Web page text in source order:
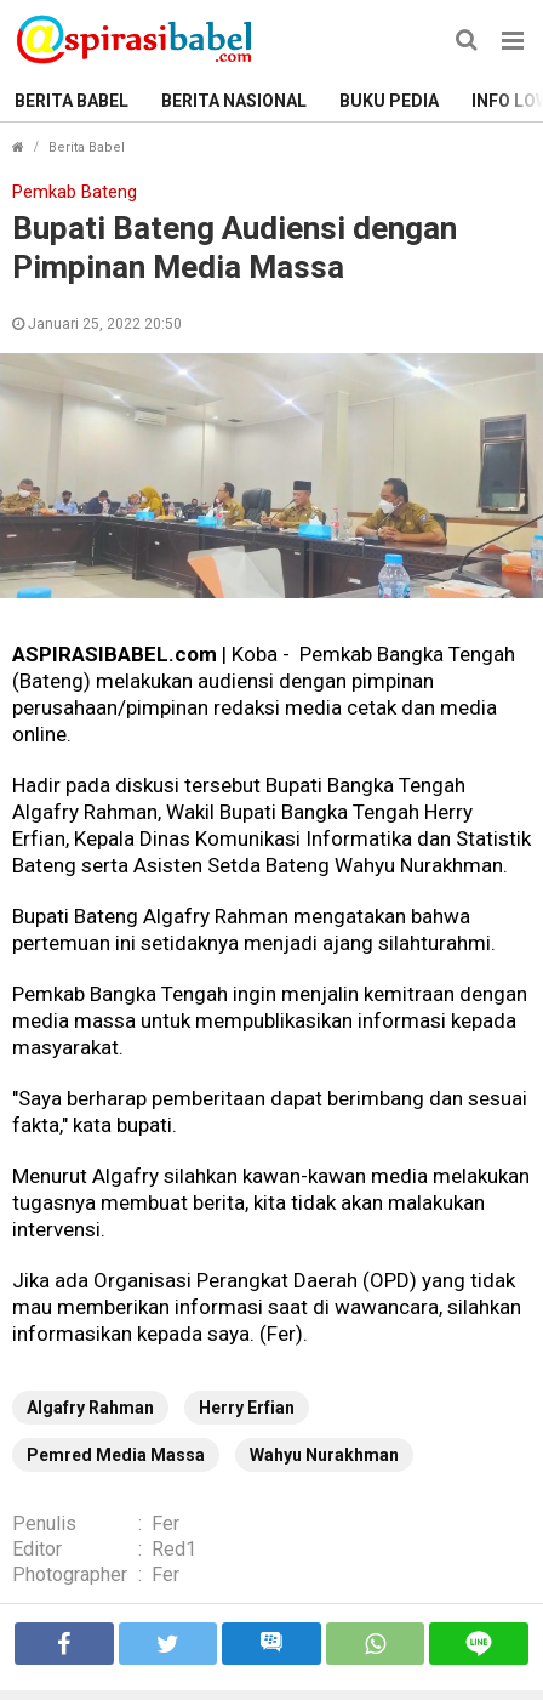
BERITA BABEL BERITA NASIONAL BUKU PEDIA INFO
Berita Babel
Pemkab Bateng
Bupati Bateng Audiensi dengan
Pimpinan Media Massa
Januari 25, 2022 20:50
ASPIRASIBABEL.com | Koba - Pemkab Bangka Tengah
(Bateng) melakukan audiensi dengan pimpinan
perusahaan/pimpinan redaksi media cetak dan media
online.
Hadir pada diskusi tersebut Bupati Bangka Tengah
Algafry Rahman, Wakil Bupati Bangka Tengah Herry
Erfian, Kepala Dinas Komunikasi Informatika dan Statistik
Bateng serta Asisten Setda Bateng Wahyu Nurakhman.
Bupati Bateng Algafry Rahman mengatakan bahwa
pertemuan ini setidaknya menjadi ajang silahturahmi.
Pemkab Bangka Tengah ingin menjalin kemitraan dengan
media massa untuk mempublikasikan informasi kepada
masyarakat.
"Saya berharap pemberitaan dapat berimbang dan sesuai
fakta," kata bupati.
Menurut Algafry silahkan kawan-kawan media melakukan
tugasnya membuat berita, kita tidak akan malakukan
intervensi.
Jika ada Organisasi Perangkat Daerah (OPD) yang tidak
mau memberikan informasi saat di wawancara, silahkan
informasikan kepada saya. (Fer).
Algafry Rahman Herry Erfian
Pemred Media Massa Wahyu Nurakhman
Penulis : Fer
Editor
: Red1
Photographer : Fer